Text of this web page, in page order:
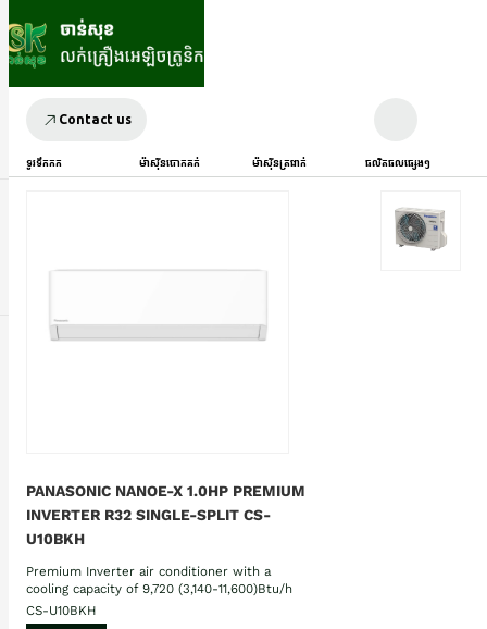
Contact us
ទូរទឹកកក ម៉ាស៊ីនបោកគក់ ម៉ាស៊ីនត្រជាក់ ផលិតផលផ្សេងៗ
PANASONIC NANOE-X 1.0HP PREMIUM
INVERTER R32 SINGLE-SPLIT CS-
U10BKH
Premium Inverter air conditioner with a
cooling capacity of 9,720 (3,140-11,600)Btu/h
CS-U10BKH